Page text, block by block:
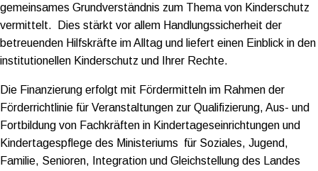
gemeinsames Grundverständnis zum Thema von Kinderschutz
vermittelt. Dies stärkt vor allem Handlungssicherheit der
betreuenden Hilfskräfte im Alltag und liefert einen Einblick in den
institutionellen Kinderschutz und Ihrer Rechte.
Die Finanzierung erfolgt mit Fördermitteln im Rahmen der
Förderrichtlinie für Veranstaltungen zur Qualifizierung, Aus- und
Fortbildung von Fachkräften in Kindertageseinrichtungen und
Kindertagespflege des Ministeriums für Soziales, Jugend,
Familie, Senioren, Integration und Gleichstellung des Landes